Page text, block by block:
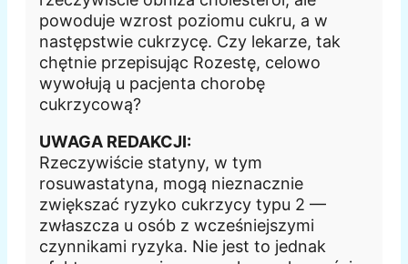
powoduje wzrost poziomu cukru, a w
następstwie cukrzycę. Czy lekarze, tak
chętnie przepisując Rozestę, celowo
wywołują u pacjenta chorobę
cukrzycową?
UWAGA REDAKCJI:
Rzeczywiście statyny, w tym
rosuwastatyna, mogą nieznacznie
zwiększać ryzyko cukrzycy typu 2 —
zwłaszcza u osób z wcześniejszymi
czynnikami ryzyka. Nie jest to jednak